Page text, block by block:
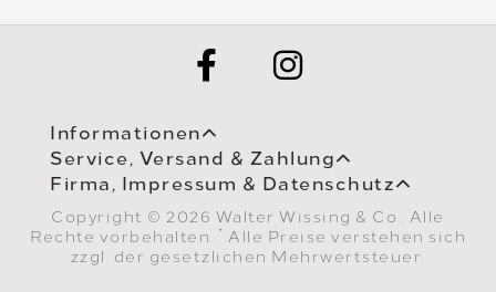
Informationen
Service, Versand & Zahlung
Firma, Impressum & Datenschutz
Copyright © 2026 Walter Wissing & Co.. Alle
Rechte vorbehalten.
* Alle Preise verstehen sich
zzgl. der gesetzlichen Mehrwertsteuer.